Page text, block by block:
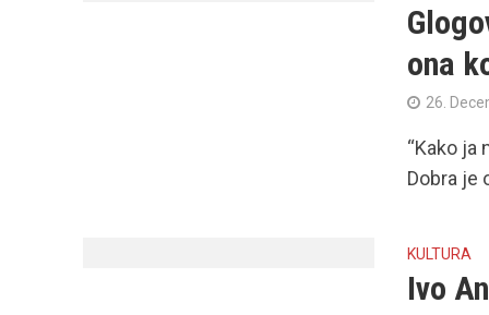
ona
26.
“Kako ja
Dobra je
KULTURA
Ivo